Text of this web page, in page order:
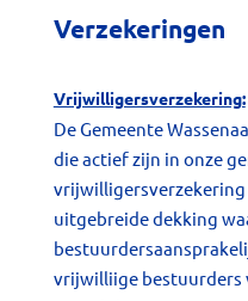
Verzekeringen
Vrijwilligersverzekering:
De Gemeente
die actief zijn in onze
vrijwilligersverzekering
uitgebreide dekking
vrijwilliige bestuurders